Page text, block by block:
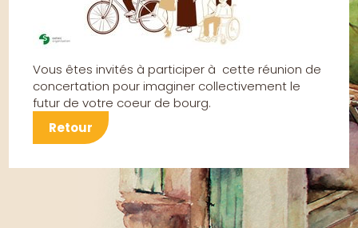
Vous êtes invités à participer à cette réunion de
concertation pour imaginer collectivement le
futur de votre coeur de bourg.
Retour